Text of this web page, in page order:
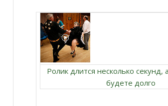
Ролик длится несколько секунд,
будете долго